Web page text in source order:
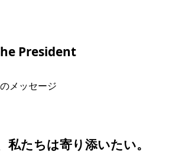
President
メッセージ
私たちは寄り添いたい。